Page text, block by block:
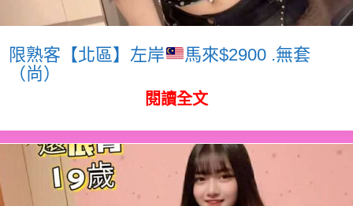
限熟客【北區】左岸
馬來$2900 .無套
（尚）
閱讀全文